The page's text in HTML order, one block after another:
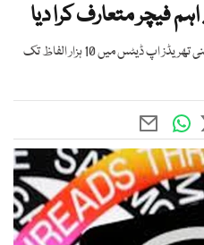
فیچر متعارف کرا دیا
اس فیچر کو استعمال کرتے ہوئے صارفین اپنی تھریڈز اپ ڈیٹس میں 10 ہزار الفاظ تک